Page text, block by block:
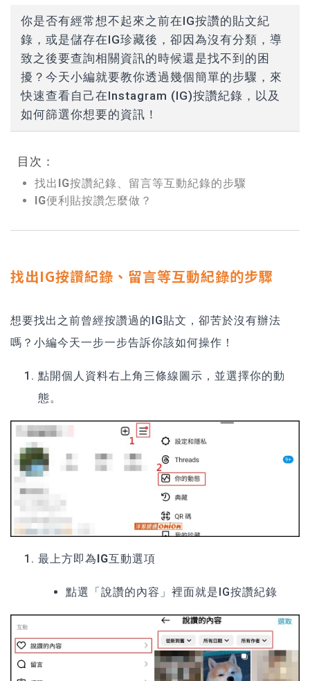
你是否有經常想不起來之前在IG按讚的貼文紀
錄，或是儲存在IG珍藏後，卻因為沒有分類，導
致之後要查詢相關資訊的時候還是找不到的困
擾？今天小編就要教你透過幾個簡單的步驟，來
快速查看自己在Instagram (IG)按讚紀錄，以及
如何篩選你想要的資訊！
目次：
找出IG按讚紀錄、留言等互動紀錄的步驟
IG便利貼按讚怎麼做？
找出IG按讚紀錄、留言等互動紀錄的步驟
想要找出之前曾經按讚過的IG貼文，卻苦於沒有辦法
嗎？小編今天一步一步告訴你該如何操作！
點開個人資料右上角三條線圖示，並選擇你的動
態。
最上方即為IG互動選項
點選 「說讚的內容」 裡面就是IG按讚紀錄